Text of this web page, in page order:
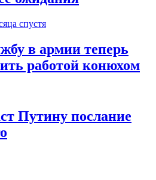
спустя
в армии теперь
работой конюхом
Путину послание